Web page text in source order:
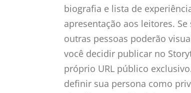
biografia e lista de
apresentação aos leitores.
outras pessoas poderão
você decidir publicar no
próprio URL público
definir sua persona como